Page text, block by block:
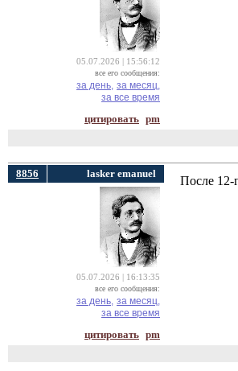
05.07.2026 | 15:56:12
все его сообщения:
за день, за месяц,
за все время
цитировать pm
8856 lasker emanuel
05.07.2026 | 16:13:35
все его сообщения:
за день, за месяц,
за все время
цитировать pm
После 12-